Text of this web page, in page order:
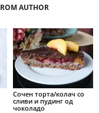
AUTHOR
Сочен торта/колач со
сливи и пудинг од
чоколадо